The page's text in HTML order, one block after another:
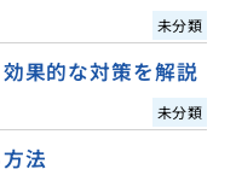
未分類
果的な対策を解説
未分類
法